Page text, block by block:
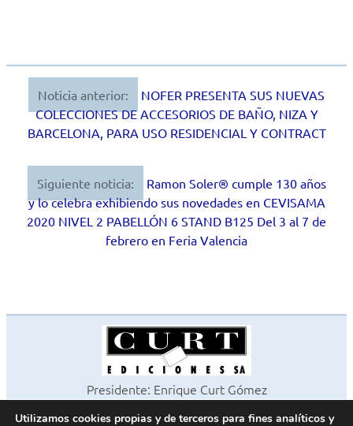
Navegación
Noticia anterior:
NOFER PRESENTA SUS NUEVAS
COLECCIONES DE ACCESORIOS DE BAÑO, NIZA Y
BARCELONA, PARA USO RESIDENCIAL Y CONTRACT
Siguiente noticia:
Ramon Soler® cumple 130 años
y lo celebra exhibiendo sus novedades en CEVISAMA
2020 NIVEL 2 PABELLÓN 6 STAND B125 Del 3 al 7 de
febrero en Feria Valencia
Presidente: Enrique Curt Gómez
Utilizamos cookies propias y de terceros para fines analíticos y